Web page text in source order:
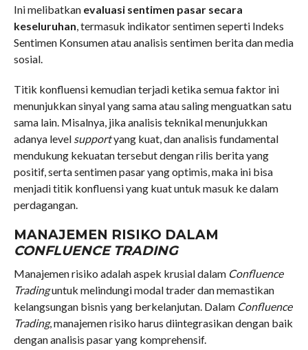
Ini melibatkan evaluasi sentimen pasar secara
keseluruhan, termasuk indikator sentimen seperti Indeks
Sentimen Konsumen atau analisis sentimen berita dan media
sosial.
Titik konfluensi kemudian terjadi ketika semua faktor ini
menunjukkan sinyal yang sama atau saling menguatkan satu
sama lain. Misalnya, jika analisis teknikal menunjukkan
adanya level supportyang kuat, dan analisis fundamental
mendukung kekuatan tersebut dengan rilis berita yang
positif, serta sentimen pasar yang optimis, maka ini bisa
menjadi titik konfluensi yang kuat untuk masuk ke dalam
perdagangan.
MANAJEMEN RISIKO DALAM
CONFLUENCE TRADING
Manajemen risiko adalah aspek krusial dalam Confluence
Tradinguntuk melindungi modal trader dan memastikan
kelangsungan bisnis yang berkelanjutan. Dalam Confluence
Trading, manajemen risiko harus diintegrasikan dengan baik
dengan analisis pasar yang komprehensif.